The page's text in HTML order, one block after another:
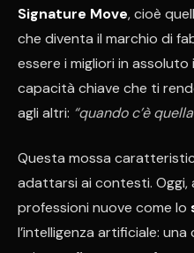
Signature Move, cioè
che diventa il marchio di
essere i migliori in
capacità chiave che ti
agli altri: “quando c’è
Questa mossa
adattarsi ai contesti. Oggi,
professioni nuove come lo
l’intelligenza artificiale: